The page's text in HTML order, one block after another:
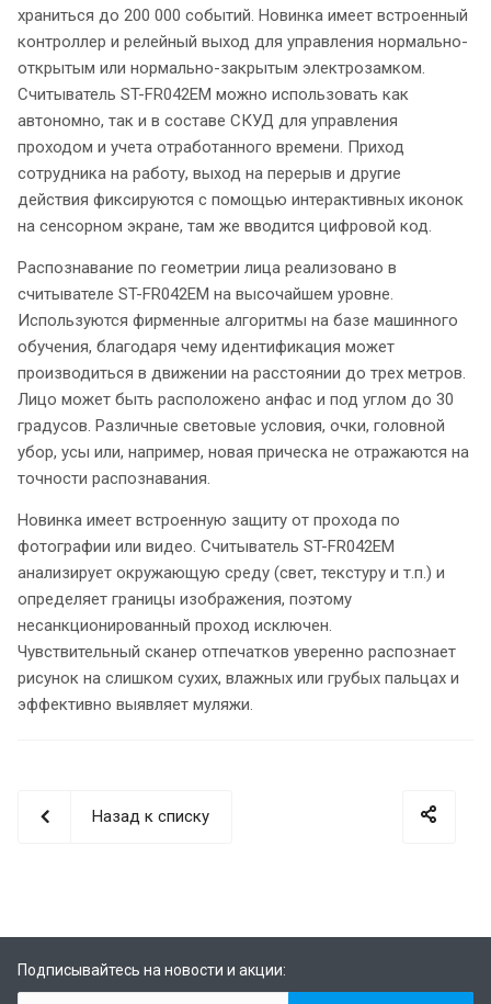
храниться до 200 000 событий. Новинка имеет встроенный
контроллер и релейный выход для управления нормально-
открытым или нормально-закрытым электрозамком.
Считыватель ST-FR042EM можно использовать как
автономно, так и в составе СКУД для управления
проходом и учета отработанного времени. Приход
сотрудника на работу, выход на перерыв и другие
действия фиксируются с помощью интерактивных иконок
на сенсорном экране, там же вводится цифровой код.
Распознавание по геометрии лица реализовано в
считывателе ST-FR042EM на высочайшем уровне.
Используются фирменные алгоритмы на базе машинного
обучения, благодаря чему идентификация может
производиться в движении на расстоянии до трех метров.
Лицо может быть расположено анфас и под углом до 30
градусов. Различные световые условия, очки, головной
убор, усы или, например, новая прическа не отражаются на
точности распознавания.
Новинка имеет встроенную защиту от прохода по
фотографии или видео. Считыватель ST-FR042EM
анализирует окружающую среду (свет, текстуру и т.п.) и
определяет границы изображения, поэтому
несанкционированный проход исключен.
Чувствительный сканер отпечатков уверенно распознает
рисунок на слишком сухих, влажных или грубых пальцах и
эффективно выявляет муляжи.
Назад к списку
Подписывайтесь на новости и акции: